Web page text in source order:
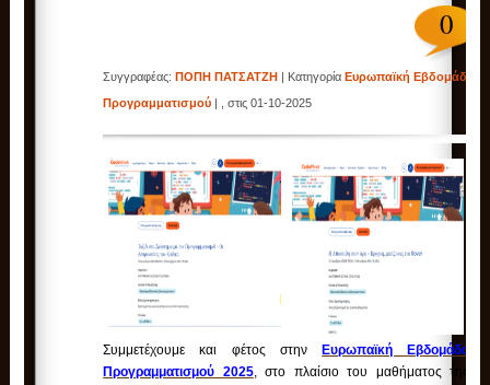
0
Συγγραφέας:ΠΟΠΗ ΠΑΤΣΑΤΖΗ | ΚατηγορίαΕυρωπαϊκή Εβδομάδα
Προγραμματισμού | , στις 01-10-2025
Συμμετέχουμε και φέτος στην
Ευρωπαϊκή Εβδομάδα
Προγραμματισμού 2025,στο πλαίσιο του μαθήματος της